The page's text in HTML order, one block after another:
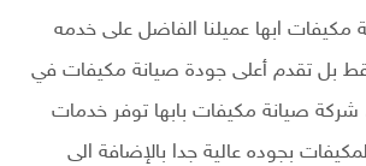
ابها عميلنا الفاضل على خدمه
بل تقدم أعلى جودة صيانة مكيفات في
شركة صيانة مكيفات بابها توفر خدمات
بجوده عالية جدا بالإضافة الى